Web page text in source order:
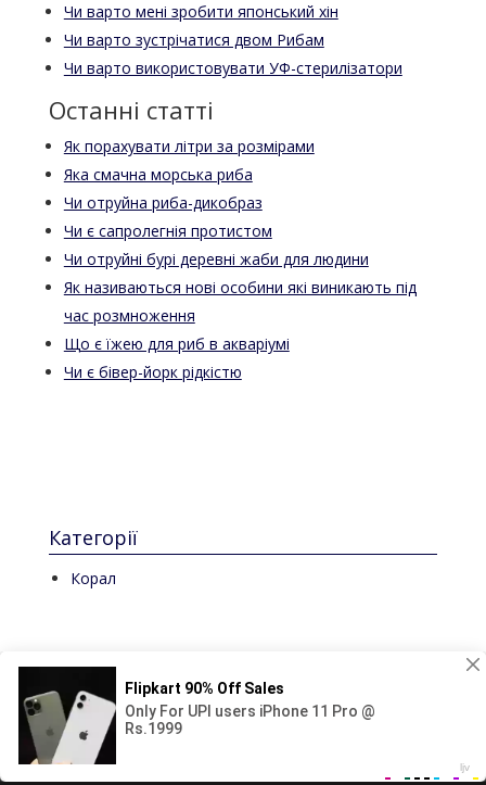
Чи варто мені зробити японський хін
Чи варто зустрічатися двом Рибам
Чи варто використовувати УФ-стерилізатори
Останні статті
Як порахувати літри за розмірами
Яка смачна морська риба
Чи отруйна риба-дикобраз
Чи є сапролегнія протистом
Чи отруйні бурі деревні жаби для людини
Як називаються нові особини які виникають під
час розмноження
Що є їжею для риб в акваріумі
Чи є бівер-йорк рідкістю
Категорії
Корал